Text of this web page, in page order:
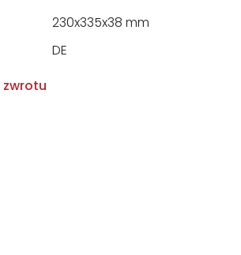
230x335x38 mm
DE
zwrotu